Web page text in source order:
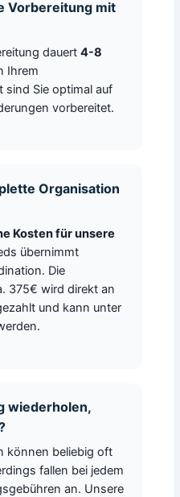
Vorbereitung mit
dauert 4-8
Ihrem
sind Sie optimal auf
vorbereitet.
Organisation
Kosten für unsere
übernimmt
Die
375€ wird direkt an
und kann unter
wiederholen,
können beliebig oft
fallen bei jedem
an. Unsere